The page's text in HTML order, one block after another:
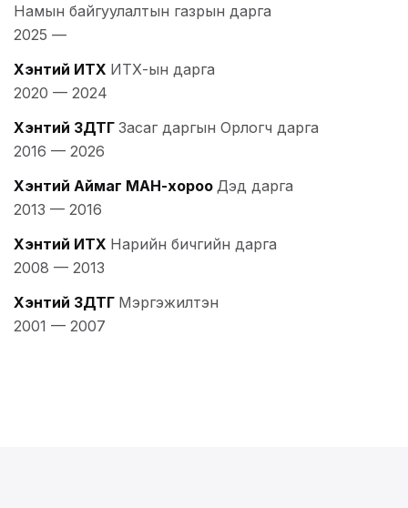
Намын байгуулалтын газрын дарга
2025 —
Хэнтий ИТХ ИТХ-ын дарга
2020 — 2024
Хэнтий ЗДТГ Засаг даргын Орлогч дарга
2016 — 2026
Хэнтий Аймаг МАН-хороо Дэд дарга
2013 — 2016
Хэнтий ИТХ Нарийн бичгийн дарга
2008 — 2013
Хэнтий ЗДТГ Мэргэжилтэн
2001 — 2007